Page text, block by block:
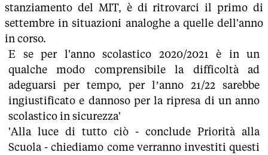
stanziamento del MIT, è di ritrovarci il primo di
settembre in situazioni analoghe a quelle dell'anno
in corso.
E se per l'anno scolastico 2020/2021 è in un
qualche modo comprensibile la difficoltà ad
adeguarsi per tempo, per l’anno 21/22 sarebbe
ingiustificato e dannoso per la ripresa di un anno
scolastico in sicurezza'
'Alla luce di tutto ciò - conclude Priorità alla
Scuola - chiediamo come verranno investiti questi